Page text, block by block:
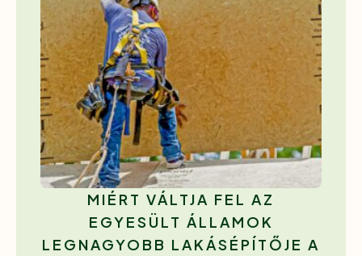
MIÉRT VÁLTJA FEL AZ
EGYESÜLT ÁLLAMOK
LEGNAGYOBB LAKÁSÉPÍTŐJE A